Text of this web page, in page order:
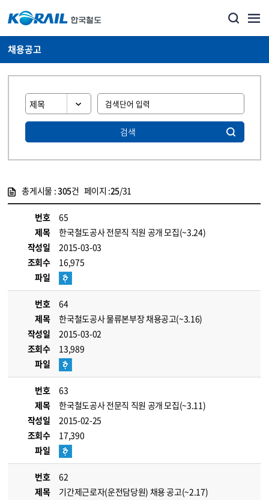
채용공고
검색
총게시물 :305건 페이지 :25/31
번호
65
제목
한국철도공사 전문직 직원 공개 모집(~3.24)
작성일
2015-03-03
조회수
16,975
파일
번호
64
제목
한국철도공사 물류본부장 채용공고(~3.16)
작성일
2015-03-02
조회수
13,989
파일
번호
63
제목
한국철도공사 전문직 직원 공개 모집(~3.11)
작성일
2015-02-25
조회수
17,390
파일
번호
62
제목
기간제근로자(운전담당원) 채용 공고(~2.17)